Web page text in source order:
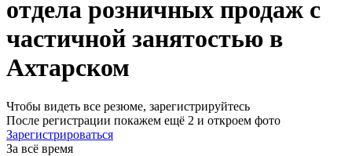
отдела розничных продаж с
частичной занятостью в
Ахтарском
Чтобы видеть все резюме, зарегистрируйтесь
После регистрации покажем ещё 2 и откроем фото
Зарегистрироваться
За всё время